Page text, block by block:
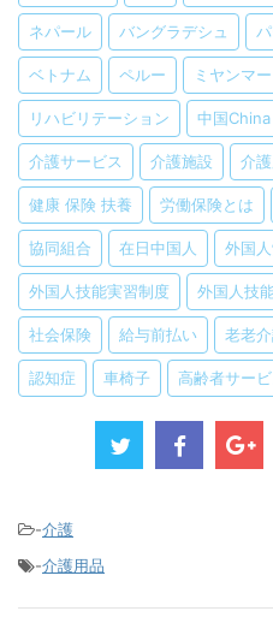
ネパール バングラデシュ
ベトナム ペルー ミヤンマー
リハビリテーション 中国China
介護サービス 介護施設 介
健康 保険 扶養 労働保険とは
協同組合 在日中国人 外国
外国人技能実習制度 外国人技
社会保険 給与前払い 老老
認知症 車椅子 高齢者サービ
-介護
-介護用品